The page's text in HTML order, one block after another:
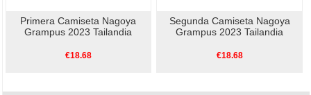
Primera Camiseta Nagoya
Grampus 2023 Tailandia
€18.68
Segunda Camiseta Nagoya
Grampus 2023 Tailandia
€18.68